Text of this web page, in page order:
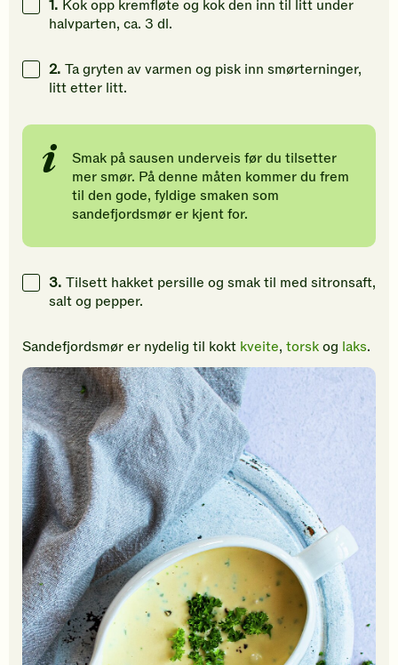
vurdering.
vurdering.
1. Kok opp kremfløte og kok den inn til litt under
halvparten, ca. 3 dl.
2. Ta gryten av varmen og pisk inn smørterninger,
litt etter litt.
Smak på sausen underveis før du tilsetter
mer smør. På denne måten kommer du frem
til den gode, fyldige smaken som
sandefjordsmør er kjent for.
3. Tilsett hakket persille og smak til med sitronsaft,
salt og pepper.
Sandefjordsmør er nydelig til kokt kveite, torskog laks.